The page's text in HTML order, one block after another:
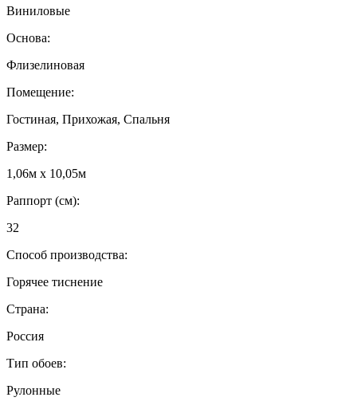
Виниловые
Основа:
Флизелиновая
Помещение:
Гостиная, Прихожая, Спальня
Размер:
1,06м х 10,05м
Раппорт (см):
32
Способ производства:
Горячее тиснение
Страна:
Россия
Тип обоев:
Рулонные